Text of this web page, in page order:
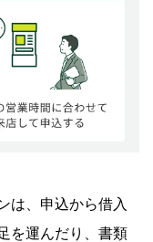
は、申込から借入
を運んだり、書類